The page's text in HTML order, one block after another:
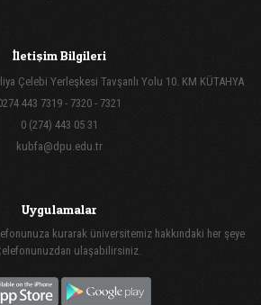
İletişim Bilgileri
Çelebi Yerleşkesi Tavşanlı Yolu 10. KM KÜTAHYA
443 7319 - 7320 - 7321
0 (274) 443 05 31
kubfa@dpu.edu.tr
Uygulamalar
kurarak üniversitemiz hakkındaki her şeye
ulaşabilirsiniz.